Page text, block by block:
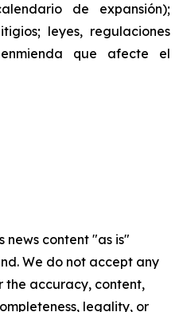
de expansión);
leyes, regulaciones
que afecte el
news content "as is"
We do not accept any
the accuracy, content,
legality, or